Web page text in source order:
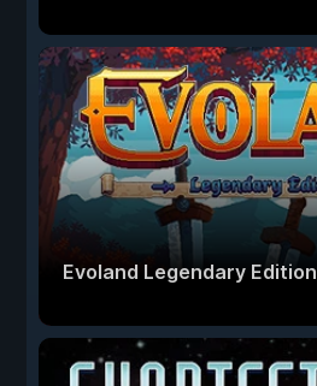
Evoland Legendary Edition